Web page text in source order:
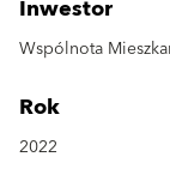
Inwestor
Wspólnota
Rok
2022